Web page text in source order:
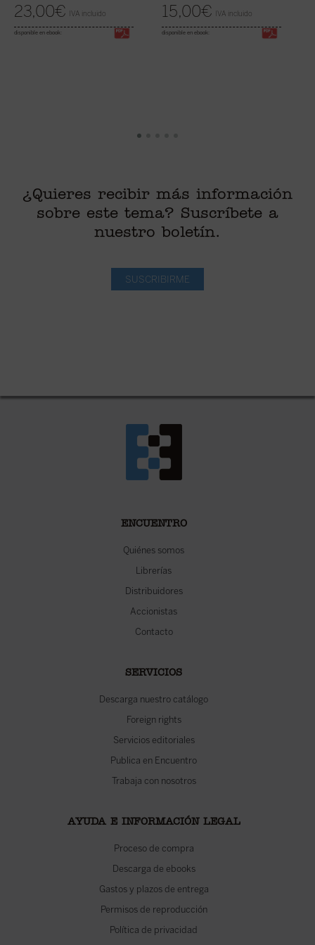
23,00€ IVA incluido
disponible en ebook:
15,00€ IVA incluido
disponible en ebook:
¿Quieres recibir más información
sobre este tema? Suscríbete a
nuestro boletín.
SUSCRIBIRME
ENCUENTRO
Quiénes somos
Librerías
Distribuidores
Accionistas
Contacto
SERVICIOS
Descarga nuestro catálogo
Foreign rights
Servicios editoriales
Publica en Encuentro
Trabaja con nosotros
AYUDA E INFORMACIÓN LEGAL
Proceso de compra
Descarga de ebooks
Gastos y plazos de entrega
Permisos de reproducción
Política de privacidad